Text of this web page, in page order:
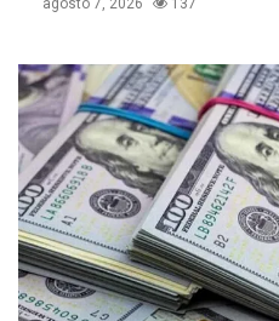
agosto 7, 2026 137